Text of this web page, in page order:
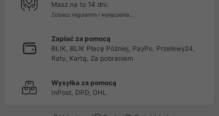
Masz na to 14 dni.
Zobacz regulamin i wyłączenia...
Zapłać za pomocą
BLIK, BLIK Płacę Później, PayPo, Przelewy24,
Raty, Kartą, Za pobraniem
Wysyłka za pomocą
InPost, DPD, DHL